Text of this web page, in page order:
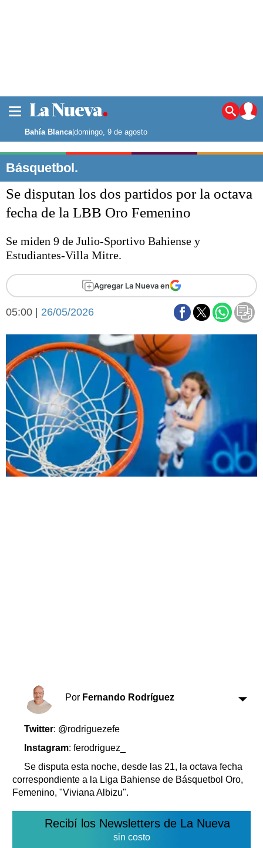
Noticias
La ciudad
Punta Alta
El mundo
Seguridad
Deportes
Escenario Olímpico
Liga del Sur
Fútbol
Cines
Economía y campo
Economía y finanzas
Con el campo
Espacio empresas
Sociedad y tiempo
libre
Sociedad
Tecnología
Turismo
Salud
Es viral
El tiempo
Bahía Blanca|domingo, 9 de agosto
Básquetbol.
Se disputan los dos partidos por la octava
fecha de la LBB Oro Femenino
Se miden 9 de Julio-Sportivo Bahiense y
Estudiantes-Villa Mitre.
Agregar La Nueva en
05:00 | 26/05/2026
Por Fernando Rodríguez
Twitter: @rodriguezefe
Instagram: ferodriguez_
Se disputa esta noche, desde las 21, la octava fecha
correspondiente a la Liga Bahiense de Básquetbol Oro,
Femenino, "Viviana Albizu".
Recibí los Newsletters de La Nueva
sin costo